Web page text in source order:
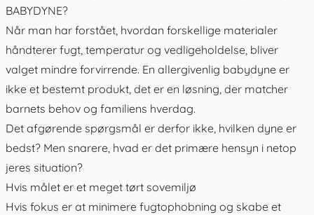
BABYDYNE?
Når man har forstået, hvordan forskellige materialer
håndterer fugt, temperatur og vedligeholdelse, bliver
valget mindre forvirrende. En allergivenlig babydyne er
ikke et bestemt produkt, det er en løsning, der matcher
barnets behov og familiens hverdag.
Det afgørende spørgsmål er derfor ikke, hvilken dyne er
bedst? Men snarere, hvad er det primære hensyn i netop
jeres situation?
Hvis målet er et meget tørt sovemiljø
Hvis fokus er at minimere fugtophobning og skabe et